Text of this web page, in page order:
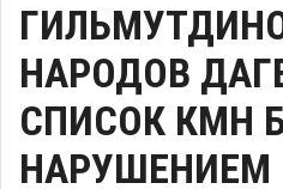
НАРОДОВ
СПИСОК КМН
НАРУШЕНИЕМ